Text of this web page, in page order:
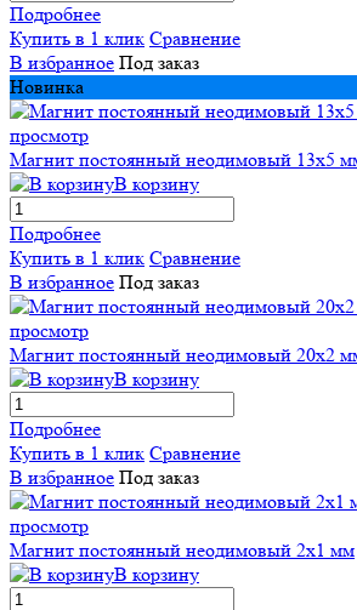
Подробнее
Купить в 1 клик Сравнение
В избранное Под заказ
Новинка
просмотр
Магнит постоянный неодимовый 13х5
В корзину
Подробнее
Купить в 1 клик Сравнение
В избранное Под заказ
просмотр
Магнит постоянный неодимовый 20х2
В корзину
Подробнее
Купить в 1 клик Сравнение
В избранное Под заказ
просмотр
Магнит постоянный неодимовый 2х1 мм
В корзину